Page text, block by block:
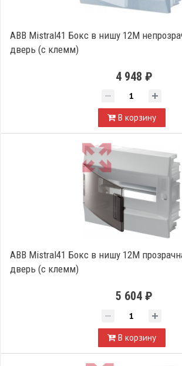
ABB Mistral41 Бокс в нишу 12М
дверь (c клемм)
4 948 ₽
В корзину
ABB Mistral41 Бокс в нишу 12М
дверь (c клемм)
5 604 ₽
В корзину